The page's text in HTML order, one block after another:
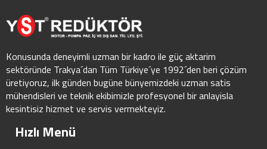
Konusunda deneyimli uzman bir kadro ile güç aktarim
sektöründe Trakya´dan Tüm Türkiye´ye 1992´den beri çözüm
üretiyoruz, ilk günden bugüne bünyemizdeki uzman satis
mühendisleri ve teknik ekibimizle profesyonel bir anlayisla
kesintisiz hizmet ve servis vermekteyiz.
Hızlı Menü